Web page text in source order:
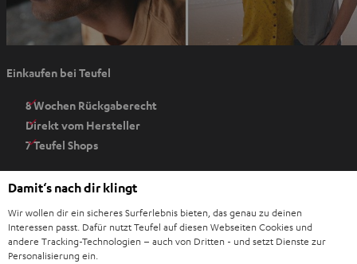
m
n
T
a
b
ö
Einkaufen bei Teufel
8 Wochen Rückgaberecht
Direkt vom Hersteller
7 Teufel Shops
Ratgeber
Wissen
Inside
Entertainment
Damit‘s nach dir klingt
Wir wollen dir ein sicheres Surferlebnis bieten, das genau zu deinen
Interessen passt. Dafür nutzt Teufel auf diesen Webseiten Cookies und
andere Tracking-Technologien – auch von Dritten - und setzt Dienste zur
Personalisierung ein.